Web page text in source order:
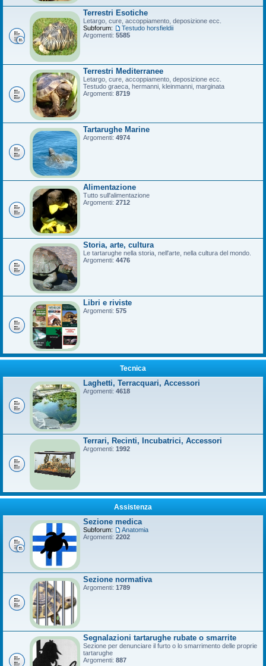
Terrestri Esotiche
Letargo, cure, accoppiamento, deposizione ecc.
Subforum:
Testudo horsfieldii
Argomenti: 5585
Terrestri Mediterranee
Letargo, cure, accoppiamento, deposizione ecc.
Testudo graeca, hermanni, kleinmanni, marginata
Argomenti: 8719
Tartarughe Marine
Argomenti: 4974
Alimentazione
Tutto sull'alimentazione
Argomenti: 2712
Storia, arte, cultura
Le tartarughe nella storia, nell'arte, nella cultura del mondo.
Argomenti: 4476
Libri e riviste
Argomenti: 575
Tecnica
Laghetti, Terracquari, Accessori
Argomenti: 4618
Terrari, Recinti, Incubatrici, Accessori
Argomenti: 1992
Assistenza
Sezione medica
Subforum:
Anatomia
Argomenti: 2202
Sezione normativa
Argomenti: 1789
Segnalazioni tartarughe rubate o smarrite
Sezione per denunciare il furto o lo smarrimento delle proprie
tartarughe
Argomenti: 887